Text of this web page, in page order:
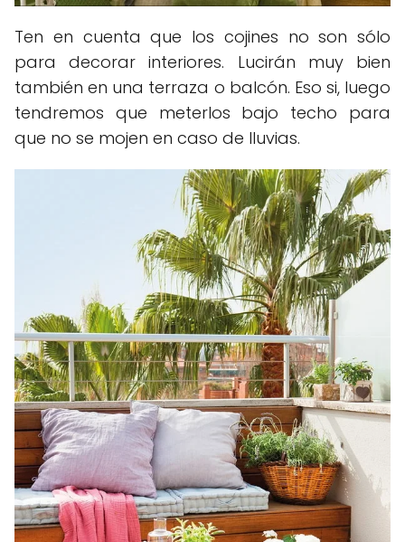
Ten en cuenta que los cojines no son sólo
para decorar interiores. Lucirán muy bien
también en una terraza o balcón. Eso si, luego
tendremos que meterlos bajo techo para
que no se mojen en caso de lluvias.